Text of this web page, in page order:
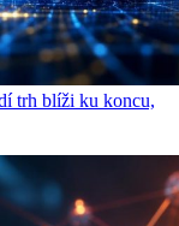
trh blíži ku koncu,